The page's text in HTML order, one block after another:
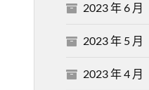
2023 年 6 月
2023 年 5 月
2023 年 4 月